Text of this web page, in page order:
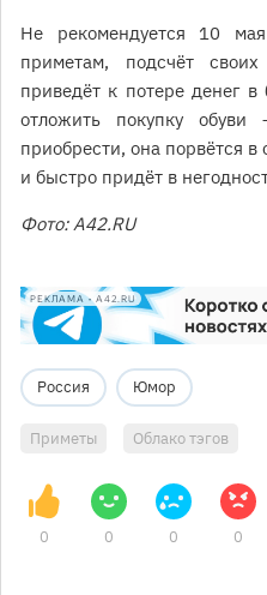
Не рекомендуется 10
приметам, подсчёт
приведёт к потере денег
отложить покупку
приобрести, она порвётся
и быстро придёт в
Фото: A42.RU
РЕКЛАМА • A42.RU
Россия Юмор
Приметы Облако тэгов
0 0 0 0